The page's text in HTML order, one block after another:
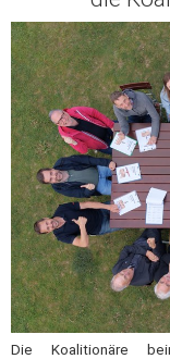
Die Koalitionäre